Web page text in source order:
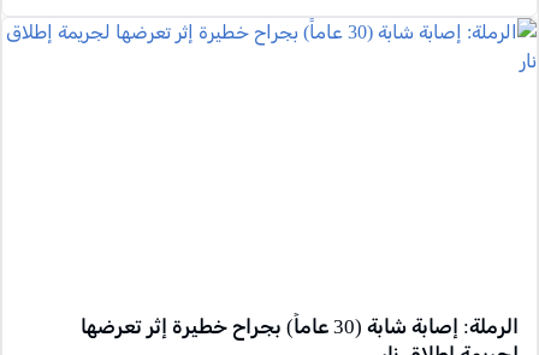
الرملة: إصابة شابة (30 عاماً) بجراح خطيرة إثر تعرضها